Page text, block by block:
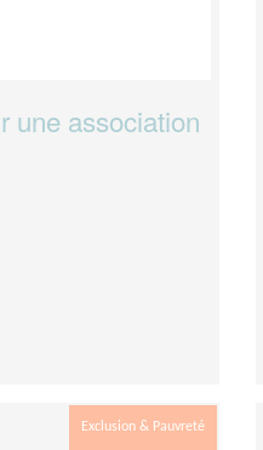
une association
Exclusion & Pauvreté